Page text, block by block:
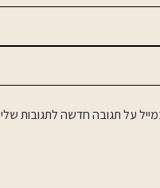
על תגובה חדשה לתגובות שלי